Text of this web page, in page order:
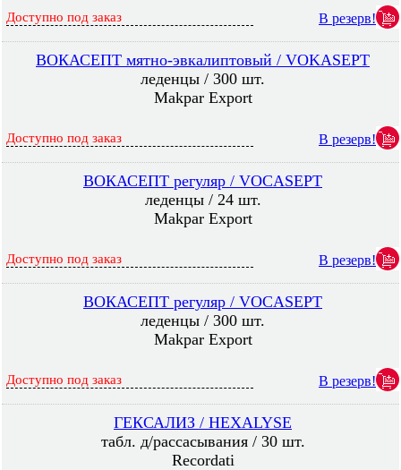
Доступно под заказ В резерв!
ВОКАСЕПТ мятно-эвкалиптовый / VOKASEPT
леденцы / 300 шт.
Makpar Export
Доступно под заказ В резерв!
ВОКАСЕПТ регуляр / VOCASEPT
леденцы / 24 шт.
Makpar Export
Доступно под заказ В резерв!
ВОКАСЕПТ регуляр / VOCASEPT
леденцы / 300 шт.
Makpar Export
Доступно под заказ В резерв!
ГЕКСАЛИЗ / HEXALYSE
табл. д/рассасывания / 30 шт.
Recordati